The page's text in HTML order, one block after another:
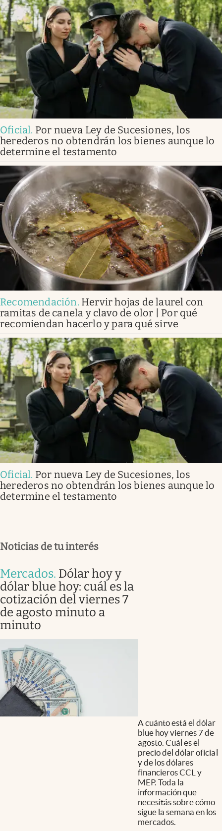
Oficial. Por nueva Ley de Sucesiones, los
herederos no obtendrán los bienes aunque lo
determine el testamento
Recomendación. Hervir hojas de laurel con
ramitas de canela y clavo de olor | Por qué
recomiendan hacerlo y para qué sirve
Oficial. Por nueva Ley de Sucesiones, los
herederos no obtendrán los bienes aunque lo
determine el testamento
Noticias de tu interés
Mercados. Dólar hoy y
dólar blue hoy: cuál es la
cotización del viernes 7
de agosto minuto a
minuto
A cuánto está el dólar
blue hoy viernes 7 de
agosto. Cuál es el
precio del dólar oficial
y de los dólares
financieros CCL y
MEP. Toda la
información que
necesitás sobre cómo
sigue la semana en los
mercados.